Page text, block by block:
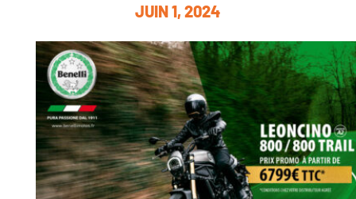
JUIN 1, 2024